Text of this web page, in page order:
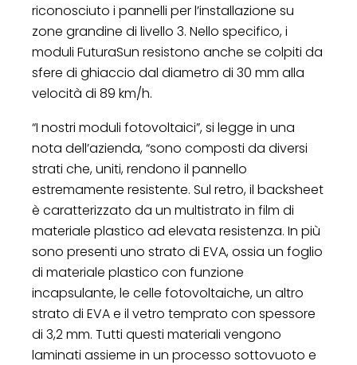
riconosciuto i pannelli per l’installazione su
zone grandine di livello 3. Nello specifico, i
moduli FuturaSun resistono anche se colpiti da
sfere di ghiaccio dal diametro di 30 mm alla
velocità di 89 km/h.
“I nostri moduli fotovoltaici”, si legge in una
nota dell’azienda, “sono composti da diversi
strati che, uniti, rendono il pannello
estremamente resistente. Sul retro, il backsheet
è caratterizzato da un multistrato in film di
materiale plastico ad elevata resistenza. In più
sono presenti uno strato di EVA, ossia un foglio
di materiale plastico con funzione
incapsulante, le celle fotovoltaiche, un altro
strato di EVA e il vetro temprato con spessore
di 3,2 mm. Tutti questi materiali vengono
laminati assieme in un processo sottovuoto e